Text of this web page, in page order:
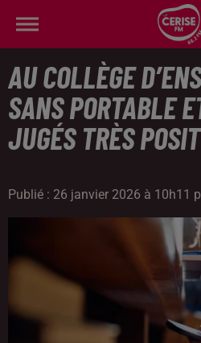
AU COLLÈGE
SANS PORTABLE
JUGÉS TRÈS
Publié : 26 janvier 2026 à 10h11